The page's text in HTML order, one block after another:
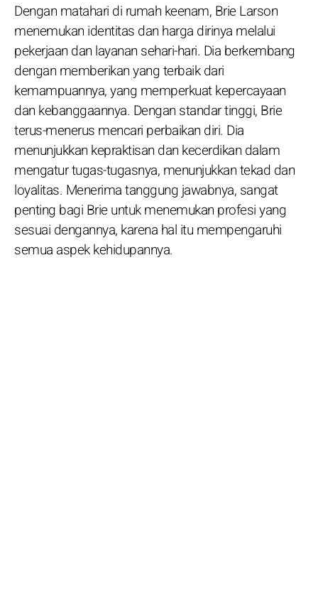
Dengan matahari di rumah keenam, Brie Larson
menemukan identitas dan harga dirinya melalui
pekerjaan dan layanan sehari-hari. Dia berkembang
dengan memberikan yang terbaik dari
kemampuannya, yang memperkuat kepercayaan
dan kebanggaannya. Dengan standar tinggi, Brie
terus-menerus mencari perbaikan diri. Dia
menunjukkan kepraktisan dan kecerdikan dalam
mengatur tugas-tugasnya, menunjukkan tekad dan
loyalitas. Menerima tanggung jawabnya, sangat
penting bagi Brie untuk menemukan profesi yang
sesuai dengannya, karena hal itu mempengaruhi
semua aspek kehidupannya.